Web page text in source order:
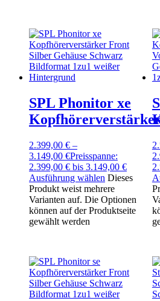
SPL Phonitor xe
2.399,00 € –
3.149,00 €Preisspanne:
2.399,00 € bis 3.149,00 €
Ausführung wählen Dieses
Produkt weist mehrere
Varianten auf. Die Optionen
können auf der Produktseite
gewählt werden